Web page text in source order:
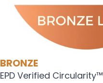
BRONZE
EPD Verified Circularity™